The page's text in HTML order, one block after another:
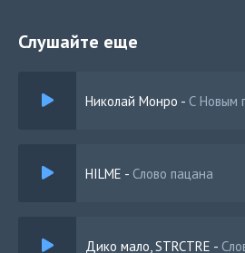
Слушайте еще
Николай Монро - С Новым
HILME - Слово пацана
Дико мало, STRCTRE -